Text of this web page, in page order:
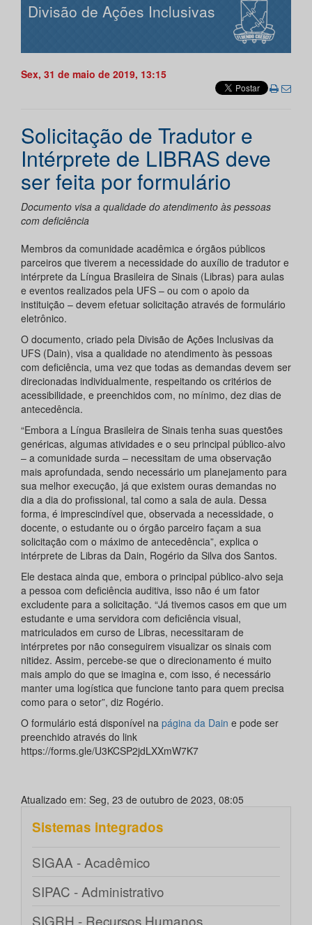
Divisão de Ações Inclusivas
Sex, 31 de maio de 2019, 13:15
Solicitação de Tradutor e
Intérprete de LIBRAS deve
ser feita por formulário
Documento visa a qualidade do atendimento às pessoas
com deficiência
Membros da comunidade acadêmica e órgãos públicos
parceiros que tiverem a necessidade do auxílio de tradutor e
intérprete da Língua Brasileira de Sinais (Libras) para aulas
e eventos realizados pela UFS – ou com o apoio da
instituição – devem efetuar solicitação através de formulário
eletrônico.
O documento, criado pela Divisão de Ações Inclusivas da
UFS (Dain), visa a qualidade no atendimento às pessoas
com deficiência, uma vez que todas as demandas devem ser
direcionadas individualmente, respeitando os critérios de
acessibilidade, e preenchidos com, no mínimo, dez dias de
antecedência.
“Embora a Língua Brasileira de Sinais tenha suas questões
genéricas, algumas atividades e o seu principal público-alvo
– a comunidade surda – necessitam de uma observação
mais aprofundada, sendo necessário um planejamento para
sua melhor execução, já que existem ouras demandas no
dia a dia do profissional, tal como a sala de aula. Dessa
forma, é imprescindível que, observada a necessidade, o
docente, o estudante ou o órgão parceiro façam a sua
solicitação com o máximo de antecedência”, explica o
intérprete de Libras da Dain, Rogério da Silva dos Santos.
Ele destaca ainda que, embora o principal público-alvo seja
a pessoa com deficiência auditiva, isso não é um fator
excludente para a solicitação. “Já tivemos casos em que um
estudante e uma servidora com deficiência visual,
matriculados em curso de Libras, necessitaram de
intérpretes por não conseguirem visualizar os sinais com
nitidez. Assim, percebe-se que o direcionamento é muito
mais amplo do que se imagina e, com isso, é necessário
manter uma logística que funcione tanto para quem precisa
como para o setor”, diz Rogério.
O formulário está disponível na página da Dain e pode ser
preenchido através do link
https://forms.gle/U3KCSP2jdLXXmW7K7
Atualizado em: Seg, 23 de outubro de 2023, 08:05
Sistemas integrados
SIGAA - Acadêmico
SIPAC - Administrativo
SIGRH - Recursos Humanos